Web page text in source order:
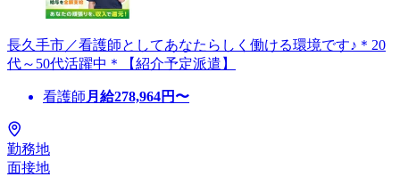
長久手市／看護師としてあなたらしく働ける環境です♪＊20
代～50代活躍中＊【紹介予定派遣】
看護師 月給278,964円〜
勤務地
面接地